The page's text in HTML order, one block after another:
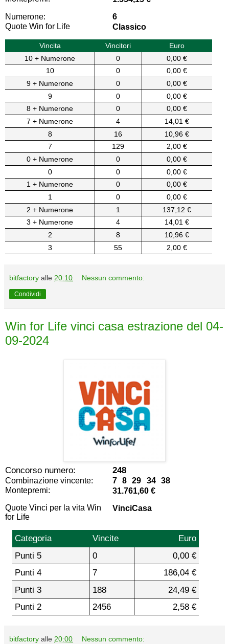
Numerone:
6
Quote Win for Life
Classico
Vincita Vincitori
Euro
10 + Numerone
0
0,00 €
10
0
0,00 €
9 + Numerone
0
0,00 €
9
0
0,00 €
8 + Numerone
0
0,00 €
7 + Numerone
4
14,01 €
8
16
10,96 €
7
129
2,00 €
0 + Numerone
0
0,00 €
0
0
0,00 €
1 + Numerone
0
0,00 €
1
0
0,00 €
2 + Numerone
1
137,12 €
3 + Numerone
4
14,01 €
2
8
10,96 €
3
55 2,00 €
bitfactory alle 20:10 Nessun commento:
Condividi
Win for Life vinci casa estrazione del 04-
09-2024
Concorso numero: 248
Combinazione vincente:
7 8 29 34 38
Montepremi:
31.761,60 €
Quote Vinci per la vita Win
for Life
VinciCasa
Categoria Vincite
Euro
Punti 5
0
0,00 €
Punti 4
7
186,04 €
Punti 3
188
24,49 €
Punti 2
2456 2,58 €
bitfactory alle 20:00 Nessun commento: